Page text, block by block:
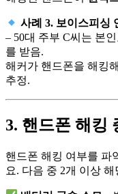
사례 3. 보이스피싱
– 50대 주부 C씨는 본
를 받음.
해커가 핸드폰을 해킹
추정.
3. 핸드폰 해킹
핸드폰 해킹 여부를 파
요. 다음 중 2개 이상